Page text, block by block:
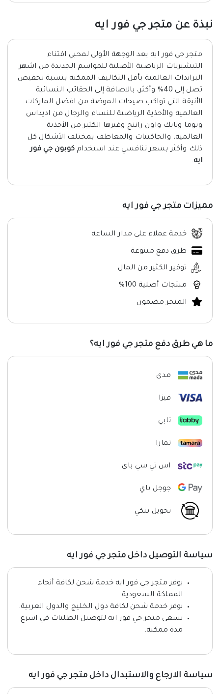
نبذة عن متجر جي فور ايه
متجر جي فور ايه يعد الوجهة الأولى لمحبي اقتناء
التيشيرتات الرياضية الأصلية للمواسم الجديدة من اشهر
البراندات العالمية بأقل التكاليف الممكنة بنسبة تخفيض
تصل إلى 40% وأكثر، بالاضافة إلى الحقائب النسائية
الأنيقة التي تواكب صيحات الموضة من افضل الماركات
العالمية والأحذية الرياضية للنساء والرجال من اديداس
وبوما ونايك واون راننج وغيرها الكثير من الأحذية
العالمية، والجاكيتات والمعاطف بمختلف الأشكال كل
ذلك وأكثر بسعر تنافسي عند استخدام كوبون جي فور
ايه.
مميزات متجر جي فور ايه
خدمة عملاء على مدار الساعه
طرق دفع متنوعة
توفير الكثير من المال
منتجات أصلية 100%
المتجر مضمون
ما هي طرق دفع متجر جي فور ايه؟
مدى
فيزا
تابي
تمارا
اس تي سي باي
جوجل باي
تحويل بنكي
سياسة التوصيل داخل متجر جي فور ايه
يوفر متجر جي فور ايه خدمة شحن لكافة أنحاء
المملكة السعودية.
يوفر خدمة شحن لكافة دول الخليج والدول العربية.
يسعى متجر جي فور ايه لتوصيل الطلبات في اسرع
مدة ممكنة.
سياسة الارجاع والاستبدال داخل متجر جي فور ايه